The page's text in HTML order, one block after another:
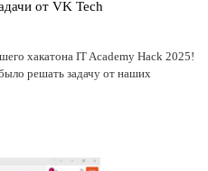
от VK Tech
хакатона IT Academy Hack 2025!
решать задачу от наших